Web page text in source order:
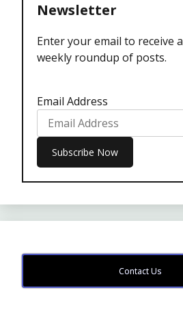
Newsletter
Enter your email to receive a
weekly roundup of posts.
Email Address
Contact Us